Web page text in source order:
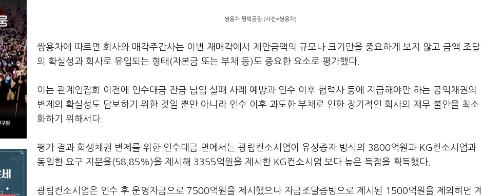
쌍용차 평택공장.(사진=쌍용차)
쌍용차에 따르면 회사와 매각주간사는 이번 재매각에서 제안금액의 규모나 크기만을 중요하게 보지 않고 금액 조달
의 확실성과 회사로 유입되는 형태(자본금 또는 부채 등)도 중요한 요소로 평가했다.
이는 관계인집회 이전에 인수대금 잔금 납입 실패 사례 예방과 인수 이후 협력사 등에 지급해야만 하는 공익채권의
변제의 확실성도 담보하기 위한 것일 뿐만 아니라 인수 이후 과도한 부채로 인한 장기적인 회사의 재무 불안을 최소
화하기 위해서다.
평가 결과 회생채권 변제를 위한 인수대금 면에서는 광림컨소시엄이 유상증자 방식의 3800억원과 KG컨소시엄과
동일한 요구 지분율(58.85%)을 제시해 3355억원을 제시한 KG컨소시엄 보다 높은 득점을 획득했다.
광림컨소시엄은 인수 후 운영자금으로 7500억원을 제시했으나 자금조달증빙으로 제시된 1500억원을 제외하면 계